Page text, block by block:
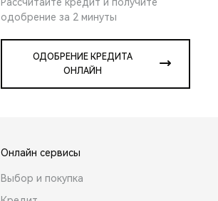
одобрение за 2 минуты
ОДОБРЕНИЕ КРЕДИТА
ОНЛАЙН
Онлайн сервисы
Выбор и покупка